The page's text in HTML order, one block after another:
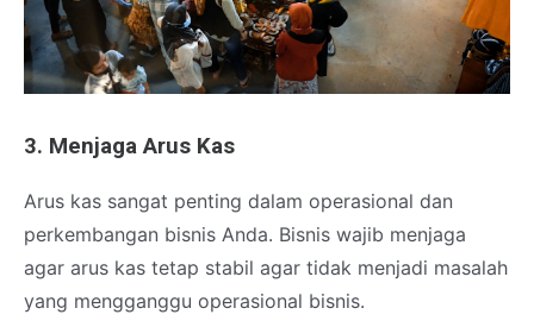
3. Menjaga Arus Kas
Arus kas sangat penting dalam operasional dan
perkembangan bisnis Anda. Bisnis wajib menjaga
agar arus kas tetap stabil agar tidak menjadi masalah
yang mengganggu operasional bisnis.